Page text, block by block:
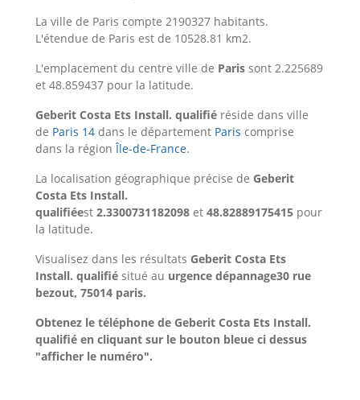
La ville de Paris compte 2190327 habitants.
L'étendue de Paris est de 10528.81 km2.
L'emplacement du centre ville de Paris sont 2.225689
et 48.859437 pour la latitude.
Geberit Costa Ets Install. qualifié réside dans ville
de Paris 14 dans le département Paris comprise
dans la régionÎle-de-France.
La localisation géographique précise de Geberit
Costa Ets Install.
qualifiéest 2.3300731182098 et 48.82889175415 pour
la latitude.
Visualisez dans les résultats Geberit Costa Ets
Install. qualifié situé au urgence dépannage30 rue
bezout, 75014 paris.
Obtenez le téléphone de Geberit Costa Ets Install.
qualifié en cliquant sur le bouton bleue ci dessus
"afficher le numéro".